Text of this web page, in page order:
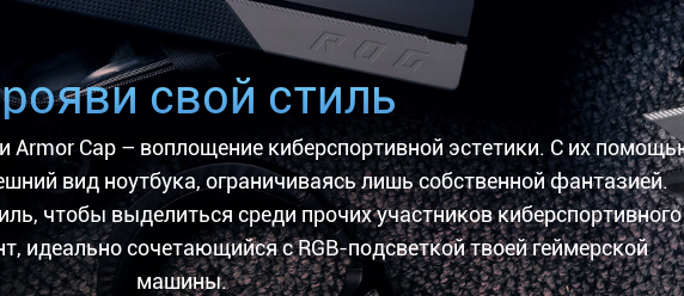
свой стиль
Armor Cap – воплощение киберспортивной эстетики. С их
вид ноутбука, ограничиваясь лишь собственной фантазией.
чтобы выделиться среди прочих участников киберспортивного
идеально сочетающийся с RGB-подсветкой твоей геймерской
машины.